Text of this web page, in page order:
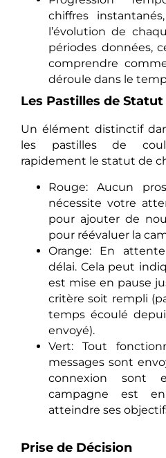
chiffres
l’évolution de
périodes données,
comprendre
déroule dans le
Les Pastilles de Statut
Un élément distinctif
les pastilles de
rapidement le statut de
Rouge: Aucun
nécessite votre
pour ajouter de
pour réévaluer la
Orange: En
délai. Cela peut
est mise en pause
critère soit rempli
temps écoulé
envoyé).
Vert: Tout
messages sont
connexion sont
campagne est
atteindre ses
Prise de Décision